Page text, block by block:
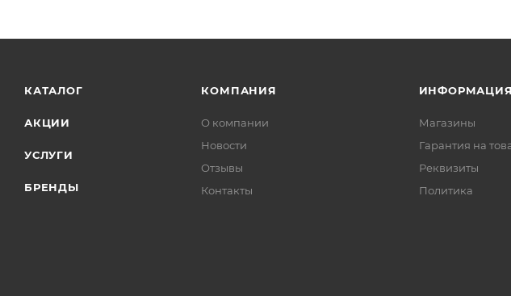
КАТАЛОГ
АКЦИИ
УСЛУГИ
БРЕНДЫ
КОМПАНИЯ
О компании
Новости
Отзывы
Контакты
ИНФОРМАЦИЯ
Магазины
Гарантия на
Реквизиты
Политика